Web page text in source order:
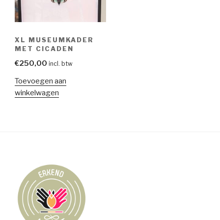
XL MUSEUMKADER
MET CICADEN
€250,00 incl. btw
Toevoegen aan
winkelwagen